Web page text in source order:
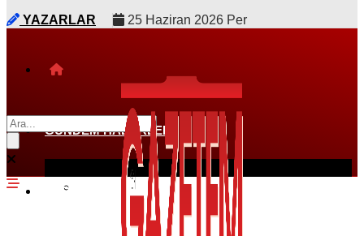
YAZARLAR
25 Haziran 2026 Per
GÜNDEM HABERLERI
EKONOMI HABERLERI
SPOR HABERLERI